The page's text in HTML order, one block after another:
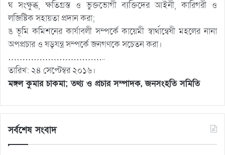
ঘ সংক্ষুব্ধ, ক্ষতিগ্রস্ত ও ভুক্তভোগী ব্যক্তিদের আইনী, কারিগরী ও
লজিষ্টিক সহায়তা প্রদান করা;
ঙ ভূমি কমিশনের কার্যাবলী সম্পর্কে কায়েমী স্বার্থান্বেষী মহলের নানা
অপপ্রচার ও ষড়যন্ত্র সম্পর্কে জনগণকে সচেতন করা।
……………………………..
তারিখ: ২৪ সেপ্টেম্বর ২০১৬।
মঙ্গল কুমার চাকমা; তথ্য ও প্রচার সম্পাদক, জনসংহতি সমিতি
সর্বশেষ সংবাদ